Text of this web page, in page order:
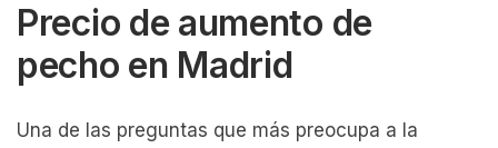
Precio de aumento de
pecho en Madrid
Una de las preguntas que más preocupa a la